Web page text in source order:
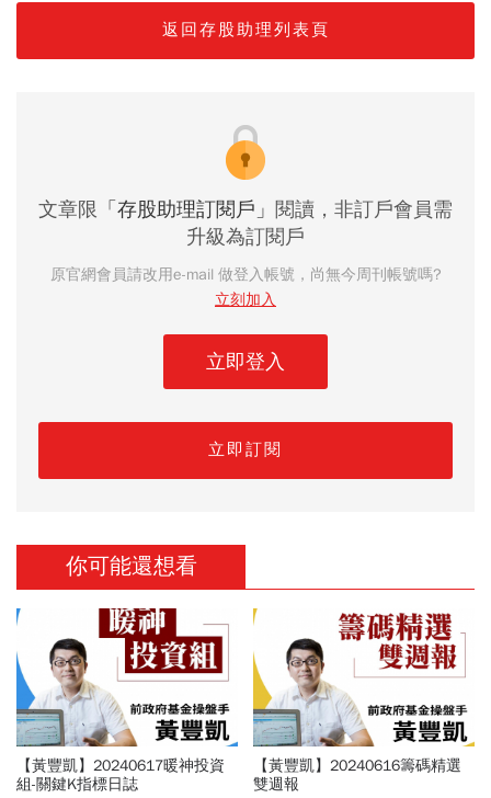
返回存股助理列表頁
文章限 「存股助理訂閱戶」 閱讀，非訂戶會員需
升級為訂閱戶
原官網會員請改用e-mail 做登入帳號，尚無今周刊帳號嗎?
立刻加入
立即登入
立即訂閱
你可能還想看
【黃豐凱】20240617暖神投資
組-關鍵K指標日誌
【黃豐凱】20240616籌碼精選
雙週報